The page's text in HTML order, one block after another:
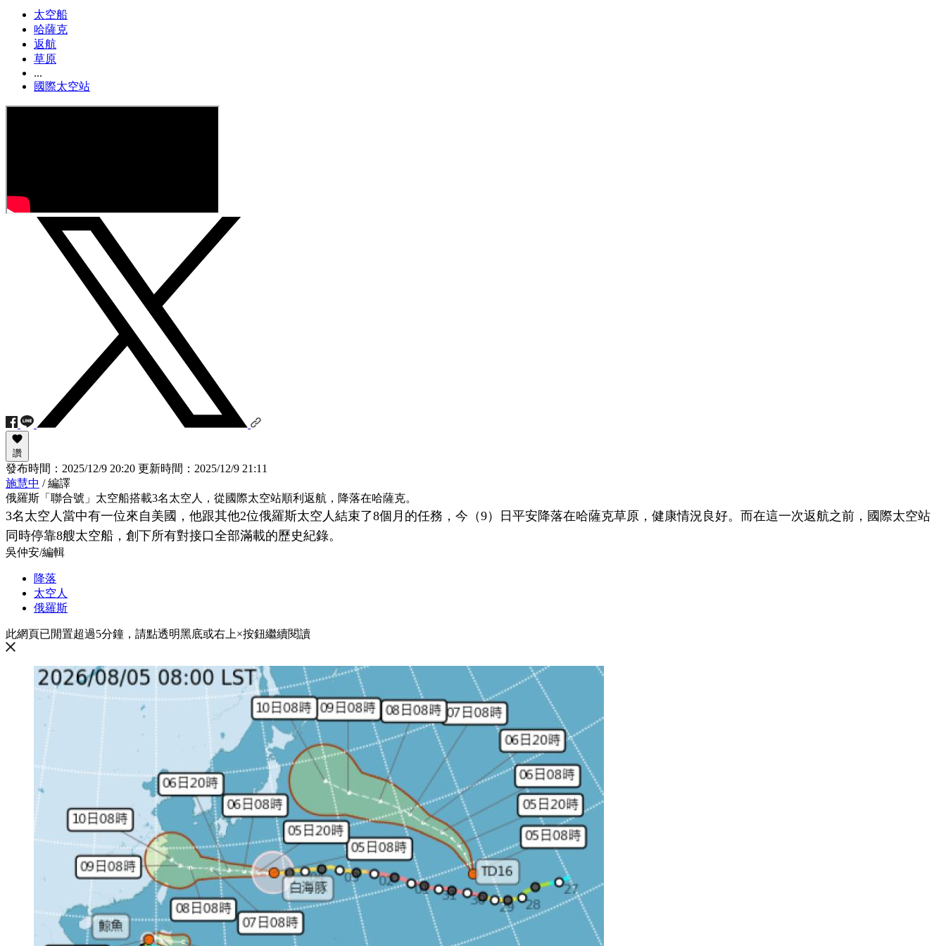
太空船
哈薩克
返航
草原
...
國際太空站
讚
發布時間： 2025/12/9 20:20 更新時間： 2025/12/9 21:11
施慧中 / 編譯
俄羅斯「聯合號」太空船搭載3名太空人，從國際太空站順利返航，降落在哈薩克。
3名太空人當中有一位來自美國，他跟其他2位俄羅斯太空人結束了8個月的任務，今（9）日平安降落在哈薩克草原，健康情況良好。而在這一次返航之前，國際太空站
同時停靠8艘太空船，創下所有對接口全部滿載的歷史紀錄。
吳仲安/編輯
降落
太空人
俄羅斯
此網頁已閒置超過5分鐘，請點透明黑底或右上×按鈕繼續閱讀